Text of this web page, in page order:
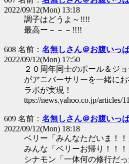
2022/09/12(Mon) 13:18
調子はどうよ～!!!!
最高ー－－－!!!!
608 名前： 名無しさん＠お腹いっ
2022/09/12(Mon) 17:50
２０周年同士のポール＆ジ
がアニバーサリーを一緒に
ラボが実現！
ttps://news.yahoo.co.jp/articles/
609 名前： 名無しさん＠お腹いっ
2022/09/12(Mon) 18:18
ベリー「みんなただいま！！
みんな「ベリーお帰り！！！
シナモン「一体何の修行だっ